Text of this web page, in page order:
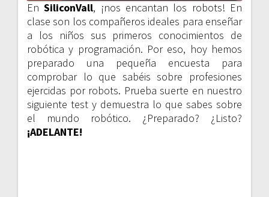
EnSiliconVall, ¡nos encantan los robots! En
clase son los compañeros ideales para enseñar
a los niños sus primeros conocimientos de
robótica y programación. Por eso, hoy hemos
preparado una pequeña encuesta para
comprobar lo que sabéis sobre profesiones
ejercidas por robots. Prueba suerte en nuestro
siguiente test y demuestra lo que sabes sobre
el mundo robótico. ¿Preparado? ¿Listo?
¡ADELANTE!